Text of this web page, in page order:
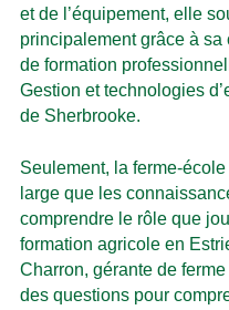
et de l’équipement, elle
principalement grâce à
de formation
Gestion et technologies
de Sherbrooke.
Seulement, la ferme-
large que les
comprendre le rôle que
formation agricole en
Charron, gérante de
des questions pour